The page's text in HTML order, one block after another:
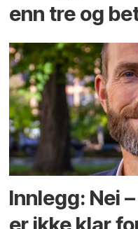
enn tre og
Innlegg: Nei